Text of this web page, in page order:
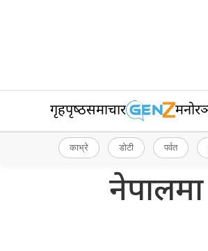
गृहपृष्‍ठसमाचार
काभ्रे डोटी पर्वत